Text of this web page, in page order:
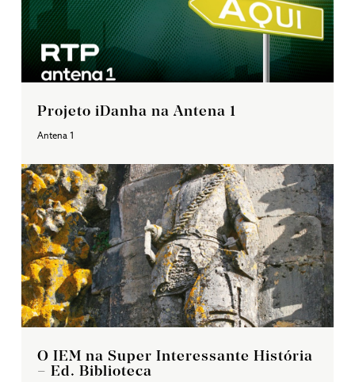
Projeto iDanha na Antena 1
Antena 1
O IEM na Super Interessante História
– Ed. Biblioteca